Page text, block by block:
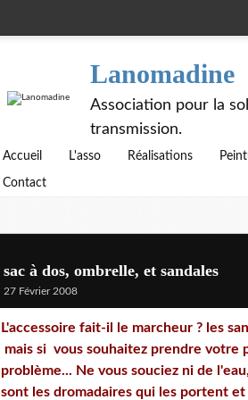
Lanomadine
Association pour la
transmission.
Accueil L'asso Réalisations
Contact
sac à dos, ombrelle, et sandales
27 Février 2008
L'accessoire fait-il le marcheur ? les
mais si vous souhaitez prendre votre
problème... Ne vous souciez ni de
sont les dromadaires qui les portent